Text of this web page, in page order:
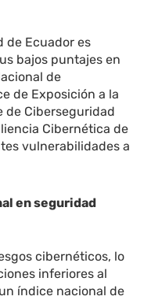
de Ecuador es
bajos puntajes en
de
de Exposición a la
de Ciberseguridad
Cibernética de
vulnerabilidades a
en seguridad
cibernéticos, lo
inferiores al
índice nacional de